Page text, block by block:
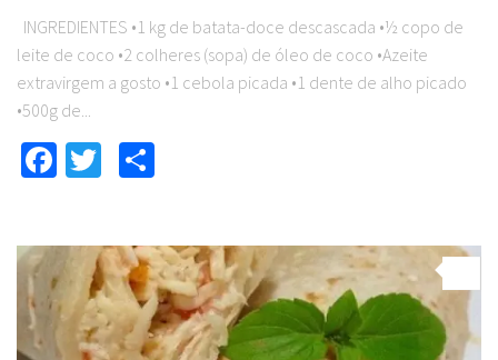
INGREDIENTES •1 kg de batata-doce descascada •½ copo de
leite de coco •2 colheres (sopa) de óleo de coco •Azeite
extravirgem a gosto •1 cebola picada •1 dente de alho picado
•500g de...
Facebook
Twitter